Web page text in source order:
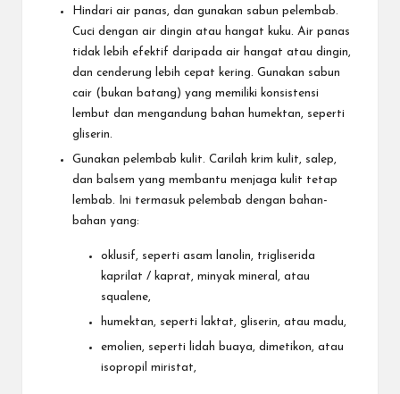
Hindari air panas, dan gunakan sabun pelembab.
Cuci dengan air dingin atau hangat kuku. Air panas
tidak lebih efektif daripada air hangat atau dingin,
dan cenderung lebih cepat kering. Gunakan sabun
cair (bukan batang) yang memiliki konsistensi
lembut dan mengandung bahan humektan, seperti
gliserin.
Gunakan pelembab kulit. Carilah krim kulit, salep,
dan balsem yang membantu menjaga kulit tetap
lembab. Ini termasuk pelembab dengan bahan-
bahan yang:
oklusif, seperti asam lanolin, trigliserida
kaprilat / kaprat, minyak mineral, atau
squalene,
humektan, seperti laktat, gliserin, atau madu,
emolien, seperti lidah buaya, dimetikon, atau
isopropil miristat,